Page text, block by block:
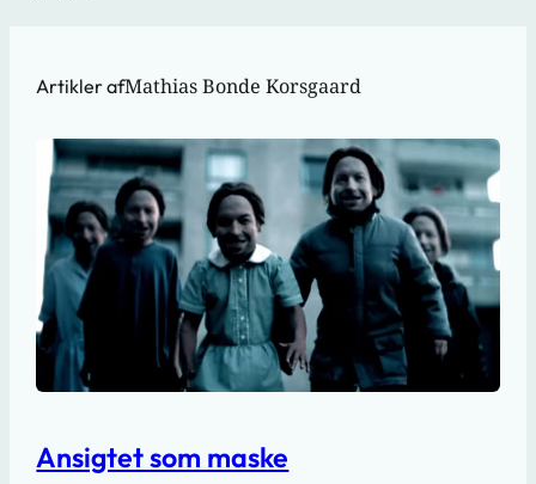
Artikler afMathias Bonde Korsgaard
Ansigtet som maske